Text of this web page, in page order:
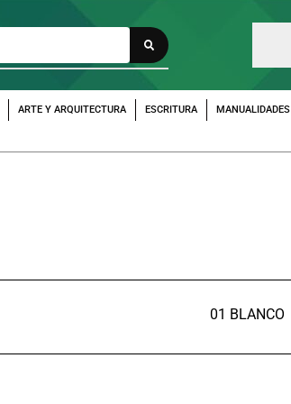
ARTE Y ARQUITECTURA ESCRITURA MANUALIDADES
01 BLANCO